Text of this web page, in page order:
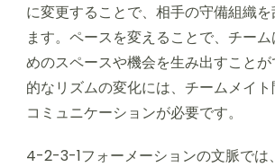
に変更することで、相手の守備組織
ます。ペースを変えることで、チー
めのスペースや機会を生み出すこと
的なリズムの変化には、チームメイ
コミュニケーションが必要です。
4-2-3-1フォーメーションの文脈では